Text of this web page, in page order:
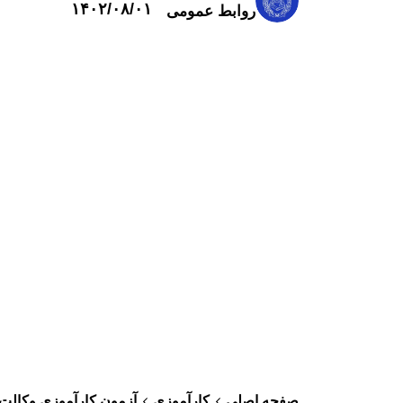
روابط عمومی ۱۴۰۲/۰۸/۰۱